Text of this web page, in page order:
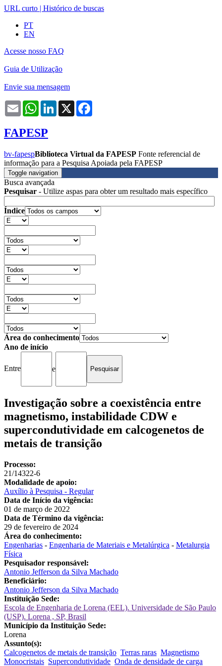
URL curto | Histórico de buscas
PT
EN
Acesse nosso FAQ
Guia de Utilização
Envie sua mensagem
Email WhatsAppLinkedIn
X
FAPESP
bv-fapespBiblioteca Virtual da FAPESP Fonte referencial de
informação para a Pesquisa Apoiada pela FAPESP
Toggle navigation
Busca avançada
Pesquisar - Utilize aspas para obter um resultado mais específico
Índice
Área do conhecimento
Ano de início
Entre e
Investigação sobre a coexistência entre
magnetismo, instabilidade CDW e
supercondutividade em calcogenetos de
metais de transição
Processo:
21/14322-6
Modalidade de apoio:
Auxílio à Pesquisa - Regular
Data de Início da vigência:
01 de março de 2022
Data de Término da vigência:
29 de fevereiro de 2024
Área do conhecimento:
Engenharias - Engenharia de Materiais e Metalúrgica - Metalurgia
Física
Pesquisador responsável:
Antonio Jefferson da Silva Machado
Beneficiário:
Antonio Jefferson da Silva Machado
Instituição Sede:
Escola de Engenharia de Lorena (EEL). Universidade de São Paulo
(USP). Lorena , SP, Brasil
Município da Instituição Sede:
Lorena
Assunto(s):
Calcogenetos de metais de transição Terras raras Magnetismo
Monocristais Supercondutividade Onda de densidade de carga